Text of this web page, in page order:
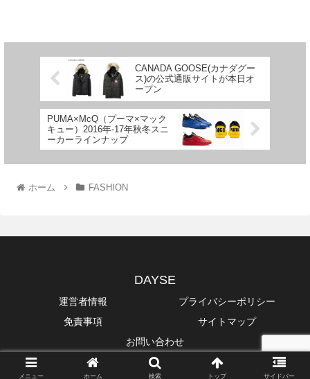
CANADA GOOSE(カナダグー
ス)の公式通販サイトが本日オ
ープン
PUMA×McQ（プーマ×マック
キュー）2016年-17年秋冬スニ
ーカーラインナップ
ホーム FASHION
DAYSE
運営者情報
プライバシーポリシー
免責事項
サイトマップ
お問い合わせ
Copyright © 2014-2026 DAYSE All Rights Reserved.
メニュー ホーム 検索 トップ サイドバー